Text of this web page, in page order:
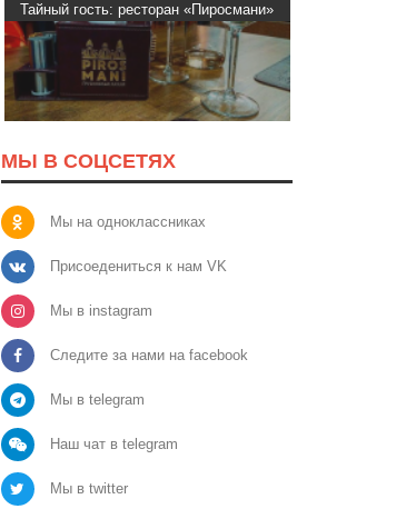
Тайный гость: ресторан «Пиросмани»
МЫ В СОЦСЕТЯХ
Мы на одноклассниках
Присоедениться к нам VK
Мы в instagram
Следите за нами на facebook
Мы в telegram
Наш чат в telegram
Мы в twitter